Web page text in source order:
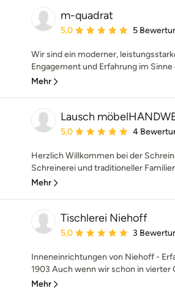
m-quadrat
Durchschnittliche Bewertung:
5,0 5
Wir sind ein moderner,
Engagement und Erfahrung im
Mehr
Lausch
Durchschnittliche Bewertung:
5,0 4
Herzlich Willkommen bei der
Schreinerei und traditioneller
Mehr
Tischlerei Niehoff
Durchschnittliche Bewertung:
5,0 3
Inneneinrichtungen von Niehoff -
1903 Auch wenn wir schon in vierter
Mehr